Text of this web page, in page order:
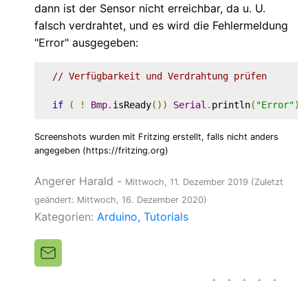
dann ist der Sensor nicht erreichbar, da u. U.
falsch verdrahtet, und es wird die Fehlermeldung
"Error" ausgegeben:
// Verfügbarkeit und Verdrahtung prüfen
if ( ! Bmp. isReady()) Serial . println( "Error");
Screenshots wurden mit Fritzing erstellt, falls nicht anders
angegeben (https://fritzing.org)
Angerer Harald - Mittwoch, 11. Dezember 2019 (Zuletzt
geändert: Mittwoch, 16. Dezember 2020)
Kategorien: Arduino Tutorials